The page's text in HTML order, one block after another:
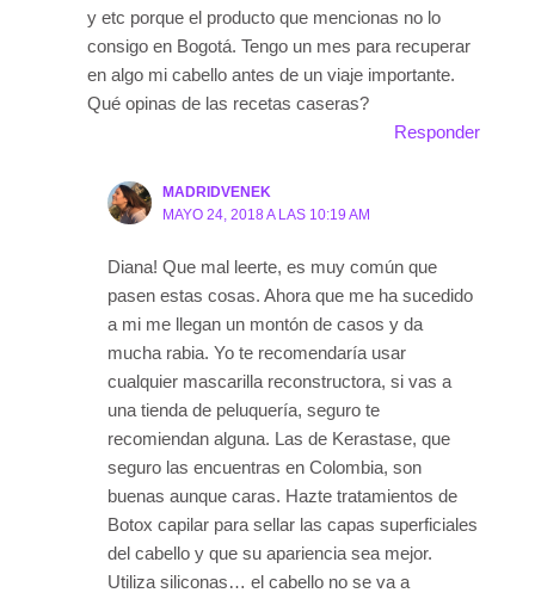
y etc porque el producto que mencionas no lo
consigo en Bogotá. Tengo un mes para recuperar
en algo mi cabello antes de un viaje importante.
Qué opinas de las recetas caseras?
Responder
MADRIDVENEK
MAYO 24, 2018 A LAS 10:19 AM
Diana! Que mal leerte, es muy común que
pasen estas cosas. Ahora que me ha sucedido
a mi me llegan un montón de casos y da
mucha rabia. Yo te recomendaría usar
cualquier mascarilla reconstructora, si vas a
una tienda de peluquería, seguro te
recomiendan alguna. Las de Kerastase, que
seguro las encuentras en Colombia, son
buenas aunque caras. Hazte tratamientos de
Botox capilar para sellar las capas superficiales
del cabello y que su apariencia sea mejor.
Utiliza siliconas… el cabello no se va a